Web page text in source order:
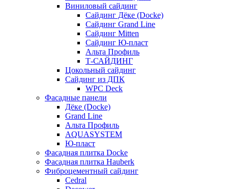
Виниловый сайдинг
Сайдинг Дёке (Docke)
Сайдинг Grand Line
Сайдинг Mitten
Сайдинг Ю-пласт
Альта Профиль
Т-САЙДИНГ
Цокольный сайдинг
Сайдинг из ДПК
WPC Deck
Фасадные панели
Дёке (Docke)
Grand Line
Альта Профиль
AQUASYSTEM
Ю-пласт
Фасадная плитка Docke
Фасадная плитка Hauberk
Фиброцементный сайдинг
Cedral